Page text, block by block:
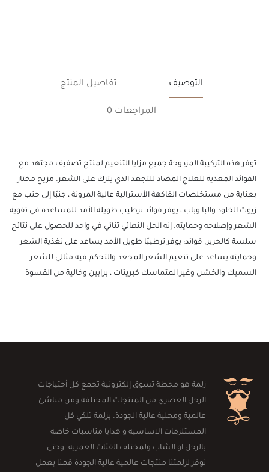
التوصيف تفاصيل المنتج
المراجعات 0
توفر هذه التركيبة المزدوجة جميع مزايا التنعيم لمنتج تصفيف مجتهد مع
الفوائد المغذية للعلاج المضاد للتجعد الذي يترك على الشعر. مزيج مختار
بعناية من مستخلصات الفاكهة الأسترالية عالية المرونة ، جنبًا إلى جنب مع
زيوت الخلود والبا وباب ، يوفر فوائد ترطيب طويلة الأمد للمساعدة في تقوية
الشعر وإصلاحه وحمايته. إنه الحل النهائي ثنائي في واحد للحصول على نتائج
سلسة كالحرير. فوائد: يوفر ترطيبًا طويل الأمد يساعد على تغذية الشعر
وحمايته يساعد على تنعيم الشعر المجعد والتحكم فيه مثالي للشعر
السميك والخشن وغير المتماسك كبريتات ، برابين وخالية من القسوة
زلمة هو محطة تسوق إلكترونية تجمع كل أحتياجات
الرجل العصري من المنتجات المختلفة ومن مناشئ
عالمية ومحلية عالية الجودة. بزلمة تلكي كل
المستلزمات الاساسيه و هدايا مناسبات خاصه
بالرجل او الشاب ولمختلف الفئات العمرية. وحتى
نوفر لزلمتنا منتجات عالمية عالية الجودة قمنا بعمل